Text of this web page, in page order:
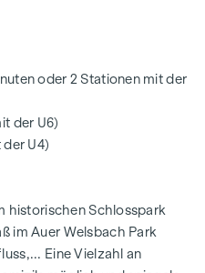
oder 2 Stationen mit der
der U6)
U4)
historischen Schlosspark
im Auer Welsbach Park
Eine Vielzahl an